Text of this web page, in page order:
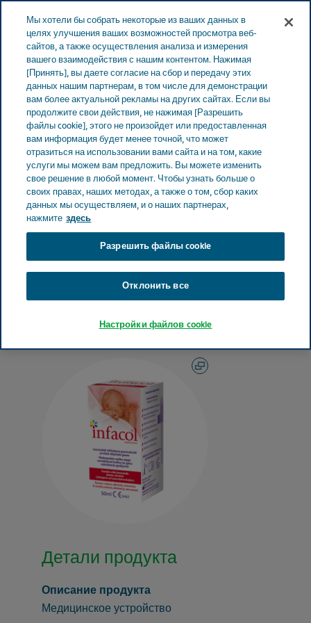
ЭСТОНИЯ
Estonia Продукты Каталог продуктов
Infacol
суспензия
Infacol суспензия
КИШЕЧНИК И ПИЩЕВАРЕНИЕ
Терапевтический класс
Кишечник и пищеварение
Детали продукта
Описание продукта
Медицинское устройство
Мы хотели бы собрать некоторые из ваших данных в
целях улучшения ваших возможностей просмотра веб-
сайтов, а также осуществления анализа и измерения
вашего взаимодействия с нашим контентом. Нажимая
[Принять], вы даете согласие на сбор и передачу этих
данных нашим партнерам, в том числе для демонстрации
вам более актуальной рекламы на других сайтах. Если вы
продолжите свои действия, не нажимая [Разрешить
файлы cookie], этого не произойдет или предоставленная
вам информация будет менее точной, что может
отразиться на использовании вами сайта и на том, какие
услуги мы можем вам предложить. Вы можете изменить
свое решение в любой момент. Чтобы узнать больше о
своих правах, наших методах, а также о том, сбор каких
данных мы осуществляем, и о наших партнерах,
нажмите здесь
Разрешить файлы cookie
Отклонить все
Настройки файлов cookie